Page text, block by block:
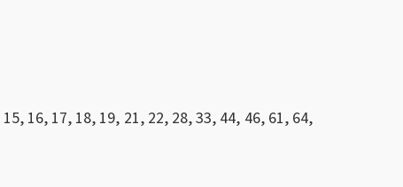
16, 17, 18, 19, 21, 22, 28, 33, 44, 46, 61, 64,